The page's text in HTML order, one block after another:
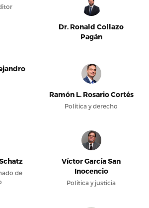
Dr. Ronald Collazo
Pagán
Ramón L. Rosario Cortés
Política y derecho
de
Víctor García San
Inocencio
Política y justicia